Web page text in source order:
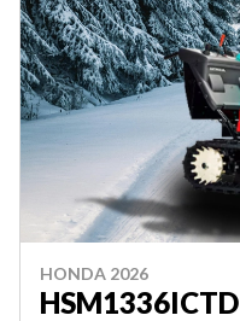
HONDA 2026
HSM1336ICTD